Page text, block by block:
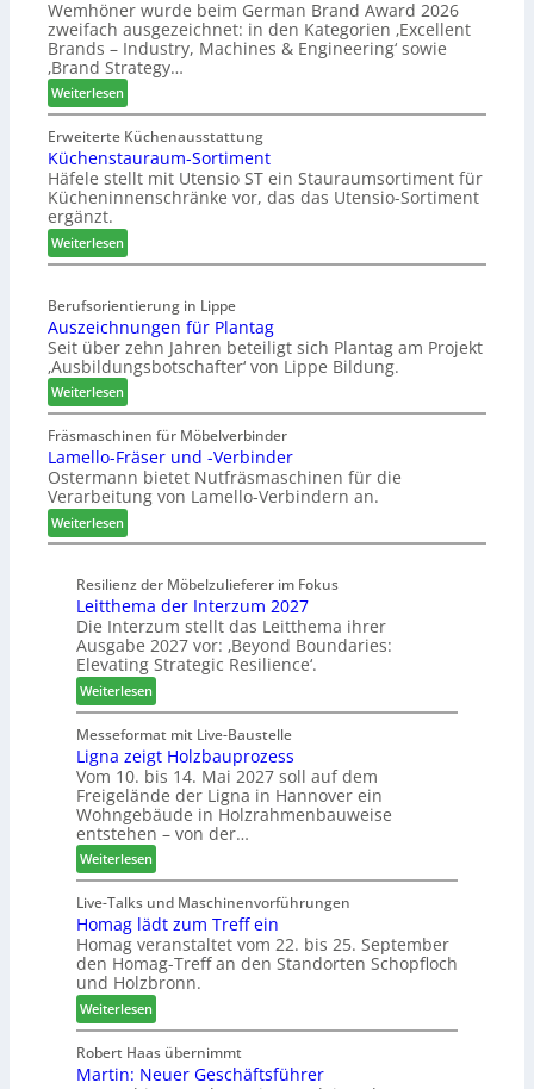
t
F
ü
h
r
u
n
g
a
n
d
i
u
n
d
H
u
b
t
e
x
s
t
l
e
n
a
u
s
Wemhöner wurde beim German Brand Award 2026
zweifach ausgezeichnet: in den Kategorien ‚Excellent
Brands – Industry, Machines & Engineering‘ sowie
‚Brand Strategy…
Weiterlesen:
Z
w
e
i
P
e
i
e
f
ü
r
W
e
m
h
ö
n
e
r
Erweiterte Küchenausstattung
Küchenstauraum-Sortiment
Häfele stellt mit Utensio ST ein Stauraumsortiment für
Kücheninnenschränke vor, das das Utensio-Sortiment
ergänzt.
Weiterlesen:
K
c
h
e
n
s
t
a
u
r
a
m
S
o
r
t
i
m
e
n
t
Berufsorientierung in Lippe
Auszeichnungen für Plantag
Seit über zehn Jahren beteiligt sich Plantag am Projekt
‚Ausbildungsbotschafter‘ von Lippe Bildung.
Weiterlesen:
A
u
s
z
e
c
n
u
n
g
e
n
f
ü
r
P
l
a
n
t
a
g
Fräsmaschinen für Möbelverbinder
Lamello-Fräser und -Verbinder
Ostermann bietet Nutfräsmaschinen für die
Verarbeitung von Lamello-Verbindern an.
Weiterlesen:
L
m
e
l
l
o
-
F
r
ä
s
e
r
u
n
d
-
V
e
r
b
i
n
d
e
Resilienz der Möbelzulieferer im Fokus
Leitthema der Interzum 2027
Die Interzum stellt das Leitthema ihrer
Ausgabe 2027 vor: ‚Beyond Boundaries:
Elevating Strategic Resilience‘.
Weiterlesen:
L
e
i
t
t
h
e
m
a
d
e
r
I
n
t
e
r
z
Messeformat mit Live-Baustelle
Ligna zeigt Holzbauprozess
Vom 10. bis 14. Mai 2027 soll auf dem
Freigelände der Ligna in Hannover ein
Wohngebäude in Holzrahmenbauweise
entstehen – von der…
Weiterlesen:
L
i
g
n
a
z
e
i
g
t
Live-Talks und Maschinenvorführungen
Homag lädt zum Treff ein
Homag veranstaltet vom 22. bis 25. September
den Homag-Treff an den Standorten Schopfloch
und Holzbronn.
Weiterlesen:
H
o
m
Robert Haas übernimmt
Martin: Neuer Geschäftsführer